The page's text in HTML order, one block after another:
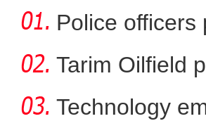
Police officers
Tarim Oilfield
Technology